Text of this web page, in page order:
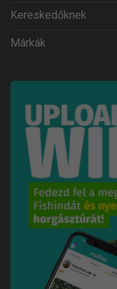
Kereskedőknek
Márkák